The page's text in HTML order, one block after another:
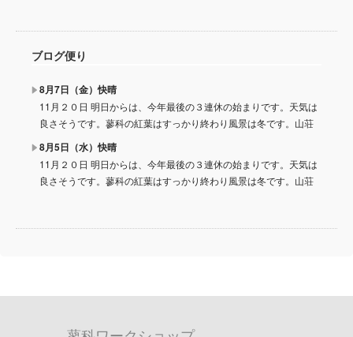
ブログ便り
8月7日（金）快晴
11月２０日 明日からは、今年最後の３連休の始まりです。天気は
良さそうです。蓼科の紅葉はすっかり終わり風景は冬です。山荘
8月5日（水）快晴
11月２０日 明日からは、今年最後の３連休の始まりです。天気は
良さそうです。蓼科の紅葉はすっかり終わり風景は冬です。山荘